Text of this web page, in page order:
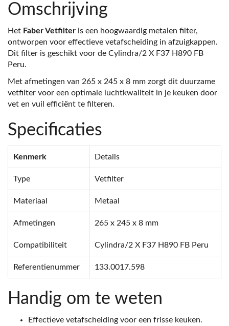
Omschrijving
Het Faber Vetfilter is een hoogwaardig metalen filter,
ontworpen voor effectieve vetafscheiding in afzuigkappen.
Dit filter is geschikt voor de Cylindra/2 X F37 H890 FB
Peru.
Met afmetingen van 265 x 245 x 8 mm zorgt dit duurzame
vetfilter voor een optimale luchtkwaliteit in je keuken door
vet en vuil efficiënt te filteren.
Specificaties
Kenmerk Details
Type Vetfilter
Materiaal Metaal
Afmetingen 265 x 245 x 8 mm
Compatibiliteit Cylindra/2 X F37 H890 FB Peru
Referentienummer 133.0017.598
Handig om te weten
Effectieve vetafscheiding voor een frisse keuken.